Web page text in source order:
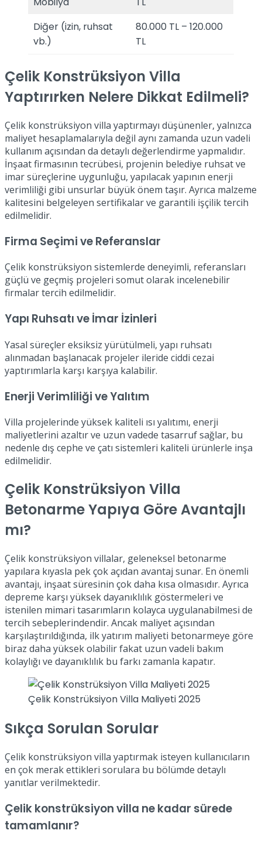
Diğer (izin, ruhsat
vb.)
80.000 TL – 120.000
TL
Çelik Konstrüksiyon Villa
Yaptırırken Nelere Dikkat Edilmeli?
Çelik konstrüksiyon villa yaptırmayı düşünenler, yalnızca
maliyet hesaplamalarıyla değil aynı zamanda uzun vadeli
kullanım açısından da detaylı değerlendirme yapmalıdır.
İnşaat firmasının tecrübesi, projenin belediye ruhsat ve
imar süreçlerine uygunluğu, yapılacak yapının enerji
verimliliği gibi unsurlar büyük önem taşır. Ayrıca malzeme
kalitesini belgeleyen sertifikalar ve garantili işçilik tercih
edilmelidir.
Firma Seçimi ve Referanslar
Çelik konstrüksiyon sistemlerde deneyimli, referansları
güçlü ve geçmiş projeleri somut olarak incelenebilir
firmalar tercih edilmelidir.
Yapı Ruhsatı ve İmar İzinleri
Yasal süreçler eksiksiz yürütülmeli, yapı ruhsatı
alınmadan başlanacak projeler ileride ciddi cezai
yaptırımlarla karşı karşıya kalabilir.
Enerji Verimliliği ve Yalıtım
Villa projelerinde yüksek kaliteli ısı yalıtımı, enerji
maliyetlerini azaltır ve uzun vadede tasarruf sağlar, bu
nedenle dış cephe ve çatı sistemleri kaliteli ürünlerle inşa
edilmelidir.
Çelik Konstrüksiyon Villa
Betonarme Yapıya Göre Avantajlı
mı?
Çelik konstrüksiyon villalar, geleneksel betonarme
yapılara kıyasla pek çok açıdan avantaj sunar. En önemli
avantajı, inşaat süresinin çok daha kısa olmasıdır. Ayrıca
depreme karşı yüksek dayanıklılık göstermeleri ve
istenilen mimari tasarımların kolayca uygulanabilmesi de
tercih sebeplerindendir. Ancak maliyet açısından
karşılaştırıldığında, ilk yatırım maliyeti betonarmeye göre
biraz daha yüksek olabilir fakat uzun vadeli bakım
kolaylığı ve dayanıklılık bu farkı zamanla kapatır.
Çelik Konstrüksiyon Villa Maliyeti 2025
Sıkça Sorulan Sorular
Çelik konstrüksiyon villa yaptırmak isteyen kullanıcıların
en çok merak ettikleri sorulara bu bölümde detaylı
yanıtlar verilmektedir.
Çelik konstrüksiyon villa ne kadar sürede
tamamlanır?